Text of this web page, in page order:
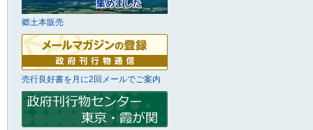
郷土本販売
売行良好書を月に2回メールでご案内